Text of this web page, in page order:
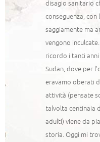
disagio sanitario
conseguenza,
saggiamente ma
vengono
ricordo i tanti
Sudan, dove per
eravamo oberati
attività (pensate
talvolta centinaia
adulti) viene da
storia. Oggi mi